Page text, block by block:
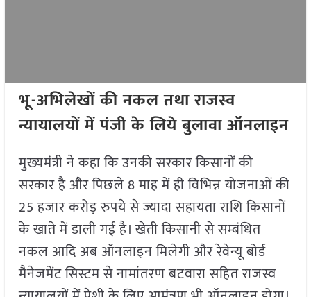
भू-अभिलेखों की नकल तथा राजस्व
न्यायालयों में पंजी के लिये बुलावा ऑनलाइन
मुख्यमंत्री ने कहा कि उनकी सरकार किसानों की
सरकार है और पिछले 8 माह में ही विभिन्न योजनाओं की
25 हजार करोड़ रुपये से ज्यादा सहायता राशि किसानों
के खाते में डाली गई है। खेती किसानी से सम्बंधित
नकल आदि अब ऑनलाइन मिलेगी और रेवेन्यू बोर्ड
मैनेजमेंट सिस्टम से नामांतरण बटवारा सहित राजस्व